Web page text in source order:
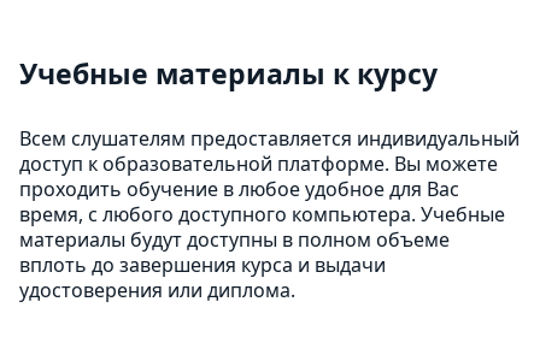
Учебные материалы к курсу
Всем слушателям предоставляется индивидуальный
доступ к образовательной платформе. Вы можете
проходить обучение в любое удобное для Вас
время, с любого доступного компьютера. Учебные
материалы будут доступны в полном объеме
вплоть до завершения курса и выдачи
удостоверения или диплома.